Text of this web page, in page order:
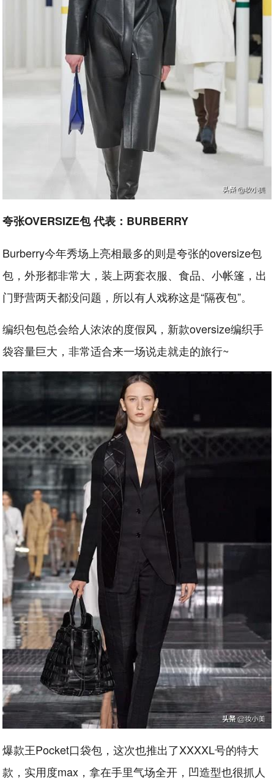
夸张OVERSIZE包 代表：BURBERRY
Burberry今年秀场上亮相最多的则是夸张的oversize包
包，外形都非常大，装上两套衣服、食品、小帐篷，出
门野营两天都没问题，所以有人戏称这是“隔夜包”。
编织包包总会给人浓浓的度假风，新款oversize编织手
袋容量巨大，非常适合来一场说走就走的旅行~
爆款王Pocket口袋包，这次也推出了XXXXL号的特大
款，实用度max，拿在手里气场全开，凹造型也很抓人